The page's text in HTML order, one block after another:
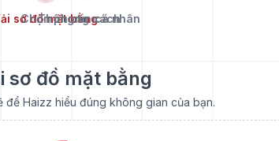
sơ đồ mặt bằng
Chọn phong cách
Thông tin cá nhân
sơ đồ mặt bằng
để Haizz hiểu đúng không gian của bạn.